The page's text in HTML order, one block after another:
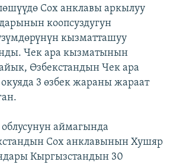
сайттары
Сох анклавы аркылуу
коопсуздугун
кызматташуу
Чек ара кызматынын
Өзбекстандын Чек ара
3 өзбек жараны жараат
аймагында
Сох анклавынын Хушяр
Кыргызстандын 30